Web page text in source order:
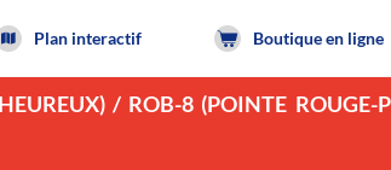
Plan interactif Boutique en ligne
/ ROB-8 (POINTE ROUGE-